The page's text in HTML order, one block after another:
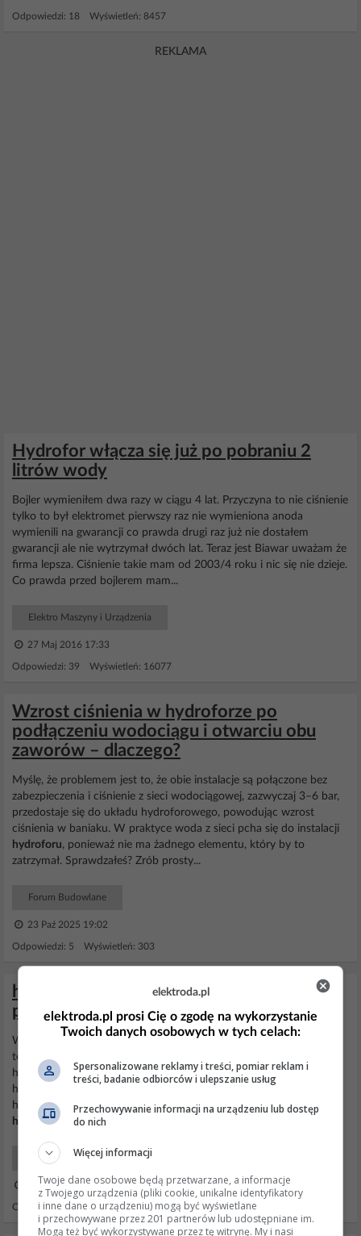
Odpowiedzi: 18 Wyświetleń: 8457
REKLAMA
Hydrofor włącza się już po pobraniu 2
litrów wody
Bojler wymieniłem dwa razy w ciągu 4 lat. Przyczyna to nie ciśnienie
tylko to był elektromet pierwszy raz nie wymieniona anoda
wymienili na gwarancji co prawda drugi raz już nie dostałem
gwarancji ale nie wytrzymał dwóch lat. Teraz jest Biawar uważam że
firma lepsza. Ciśnienie takie mam od 2003/4 roku i nic się nie dzieje.
Co prawda przed bojlerem mam...
Elektro Maszyny i Urządzenia
27 Maj 2016 17:33
Odpowiedzi: 39 Wyświetleń: 16077
Wzrost ciśnienia w hydroforze po
podłączeniu wodociągu i otwarciu obu
zaworów – dlaczego?
Myślę, że problemem jest to, że obie instalacje są połączone bez
zabezpieczenia i ciśnienie z sieci wodociągowej, zazwyczaj 3–6 bar,
przedostaje się do układu hydroforowego, powodując wzrost
ciśnienia w baniaku. W praktyce woda z sieci pcha się do instalacji
hydroforu, ponieważ nie ma żadnego elementu, który by to
zatrzymał. Sprawdzałeś? Zrób prosty...
Forum Budowlane
23 Paź 2025 19:02
Odpowiedzi: 5 Wyświetleń: 303
hydrofor, schodząca woda na zasilaniu
pompy
Witam serdecznie na początek przedstawię wszystkie dane na
temat instalacji a następnie opiszę problem
http://obrazki.elektroda.pl/1701439000_1...
http://obrazki.elektroda.pl/3325786600_1...
http://obrazki.elektroda.pl/6791640200_1... Pompa : 600 W z
hydroforem
przeponowym 20l Studnia : rura stalowa 1,5...
Elektro Maszyny i Urządzenia
04 Lis 2016 18:06
Odpowiedzi: 10 Wyświetleń: 9243
elektroda.pl
elektroda.pl prosi Cię o zgodę na wykorzystanie
Twoich danych osobowych w tych celach:
Spersonalizowane reklamy i treści, pomiar reklam i
treści, badanie odbiorców i ulepszanie usług
Przechowywanie informacji na urządzeniu lub dostęp
do nich
Więcej informacji
Twoje dane osobowe będą przetwarzane, a informacje
z Twojego urządzenia (pliki cookie, unikalne identyfikatory
i inne dane o urządzeniu) mogą być wyświetlane
i przechowywane przez 201 partnerów lub udostępniane im.
Mogą też być wykorzystywane przez tę witrynę. My i nasi